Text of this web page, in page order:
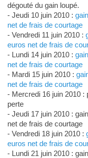
dégouté du gain loupé.
- Jeudi 10 juin 2010 :
net de frais de courtage
- Vendredi 11 juin 2010 :
euros net de frais de
- Lundi 14 juin 2010 :
net de frais de courtage
- Mardi 15 juin 2010 :
net de frais de courtage
- Mercredi 16 juin 2010 :
perte
- Jeudi 17 juin 2010 :
net de frais de courtage
- Vendredi 18 juin 2010 :
euros net de frais de
- Lundi 21 juin 2010 :